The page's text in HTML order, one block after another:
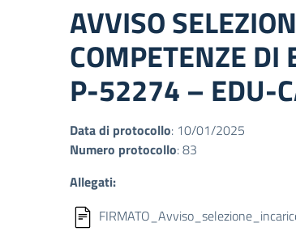
AVVISO
COMPETENZE
P-52274 – EDU-
Data di protocollo: 10/01/2025
Numero protocollo: 83
Allegati: